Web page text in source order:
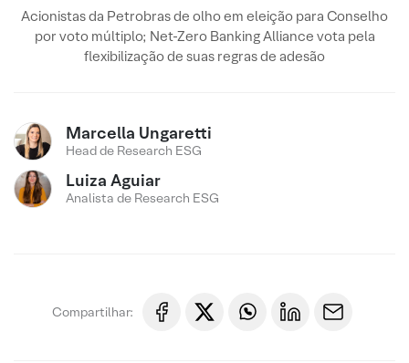
Acionistas da Petrobras de olho em eleição para Conselho
por voto múltiplo; Net-Zero Banking Alliance vota pela
flexibilização de suas regras de adesão
Marcella Ungaretti
Head de Research ESG
Luiza Aguiar
Analista de Research ESG
Compartilhar: